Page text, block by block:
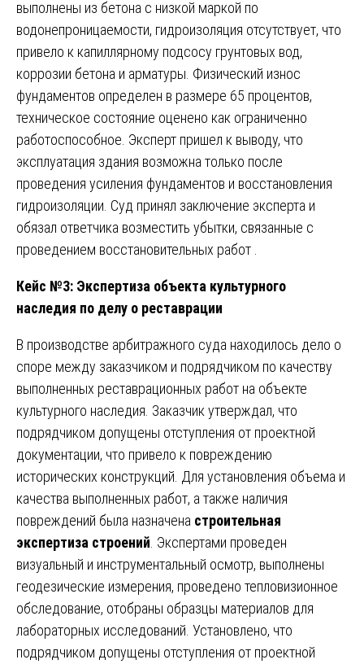
выполнены из бетона с низкой маркой по
водонепроницаемости, гидроизоляция отсутствует, что
привело к капиллярному подсосу грунтовых вод,
коррозии бетона и арматуры. Физический износ
фундаментов определен в размере 65 процентов,
техническое состояние оценено как ограниченно
работоспособное. Эксперт пришел к выводу, что
эксплуатация здания возможна только после
проведения усиления фундаментов и восстановления
гидроизоляции. Суд принял заключение эксперта и
обязал ответчика возместить убытки, связанные с
проведением восстановительных работ .
Кейс №3: Экспертиза объекта культурного
наследия по делу о реставрации
В производстве арбитражного суда находилось дело о
споре между заказчиком и подрядчиком по качеству
выполненных реставрационных работ на объекте
культурного наследия. Заказчик утверждал, что
подрядчиком допущены отступления от проектной
документации, что привело к повреждению
исторических конструкций. Для установления объема и
качества выполненных работ, а также наличия
повреждений была назначена строительная
экспертиза строений . Экспертами проведен
визуальный и инструментальный осмотр, выполнены
геодезические измерения, проведено тепловизионное
обследование, отобраны образцы материалов для
лабораторных исследований. Установлено, что
подрядчиком допущены отступления от проектной